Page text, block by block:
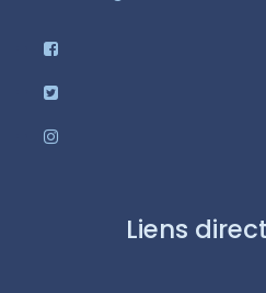
Liens